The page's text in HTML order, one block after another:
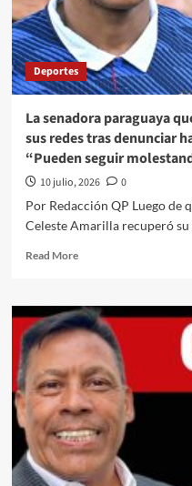
Deportes
La senadora paraguaya
sus redes tras denunciar
“Pueden seguir
10 julio, 2026
0
Por Redacción QP Luego de
Celeste Amarilla recuperó su
Read MoreRead
La
senadora
paraguaya
que
insultó
a
Mbappé
recupera
sus
redes
tras